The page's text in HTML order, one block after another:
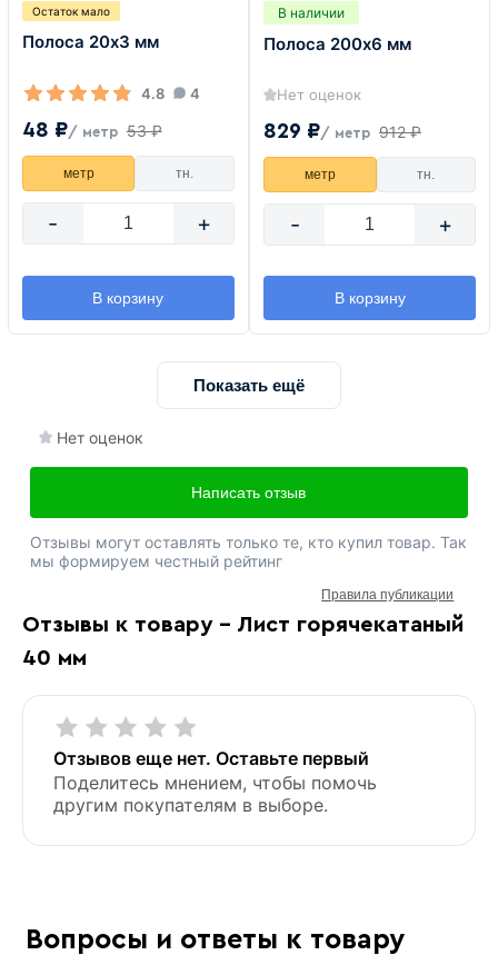
Остаток мало
Полоса 20х3 мм
4.8 4
48 ₽/ метр 53 ₽
метр тн.
- +
В корзину
В наличии
Полоса 200х6 мм
Нет оценок
829 ₽/ метр 912 ₽
метр тн.
- +
В корзину
Показать ещё
Отзывы к товару - Лист горячекатаный
40 мм
Отзывов еще нет. Оставьте первый
Поделитесь мнением, чтобы помочь
другим покупателям в выборе.
Нет оценок
Написать отзыв
Отзывы могут оставлять только те, кто купил товар. Так
мы формируем честный рейтинг
Правила публикации
Вопросы и ответы к товару